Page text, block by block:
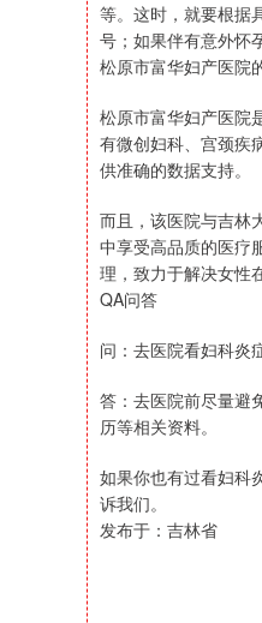
等。这时，就要根据
号；如果伴有意外怀
松原市富华妇产医院
松原市富华妇产医院
有微创妇科、宫颈疾
供准确的数据支持。
而且，该医院与吉林
中享受高品质的医疗
理，致力于解决女性
QA问答
问：去医院看妇科炎
答：去医院前尽量避
历等相关资料。
如果你也有过看妇科
诉我们。
发布于：吉林省
0.57%